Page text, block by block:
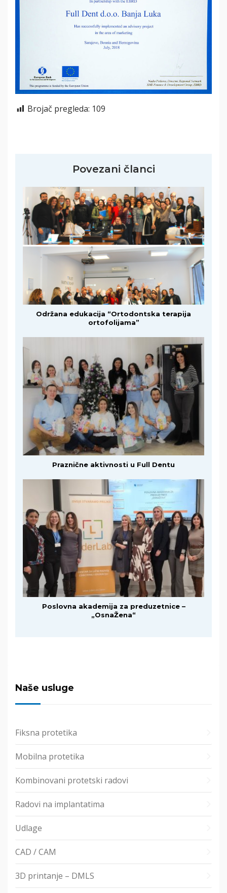
Brojač pregleda: 109
Povezani članci
Održana edukacija “Ortodontska terapija
ortofolijama”
Praznične aktivnosti u Full Dentu
Poslovna akademija za preduzetnice –
„OsnaŽena“
Naše usluge
Fiksna protetika
Mobilna protetika
Kombinovani protetski radovi
Radovi na implantatima
Udlage
CAD / CAM
3D printanje – DMLS